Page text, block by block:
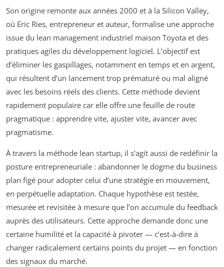
Son origine remonte aux années 2000 et à la Silicon Valley,
où Eric Ries, entrepreneur et auteur, formalise une approche
issue du lean management industriel maison Toyota et des
pratiques agiles du développement logiciel. L’objectif est
d’éliminer les gaspillages, notamment en temps et en argent,
qui résultent d’un lancement trop prématuré ou mal aligné
avec les besoins réels des clients. Cette méthode devient
rapidement populaire car elle offre une feuille de route
pragmatique : apprendre vite, ajuster vite, avancer avec
pragmatisme.
À travers la méthode lean startup, il s’agit aussi de redéfinir la
posture entrepreneuriale : abandonner le dogme du business
plan figé pour adopter celui d’une stratégie en mouvement,
en perpétuelle adaptation. Chaque hypothèse est testée,
mesurée et revisitée à mesure que l’on accumule du feedback
auprès des utilisateurs. Cette approche demande donc une
certaine humilité et la capacité à pivoter — c’est-à-dire à
changer radicalement certains points du projet — en fonction
des signaux du marché.